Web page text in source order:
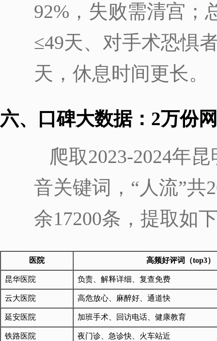
92%，失败需清宫；
≤49天、对手术恐惧
天，休息时间更长。
六、口碑大数据：2万份
爬取2023-2024年
音关键词，“人流”共
余17200条，提取如
医院 高频好评词（top3）
昆华医院 负责、解释详细、复查免费
云大医院 高危放心、麻醉好、通道快
延安医院 加班手术、回访电话、健康教育
铁路医院 夜门诊、急诊快、火车站近